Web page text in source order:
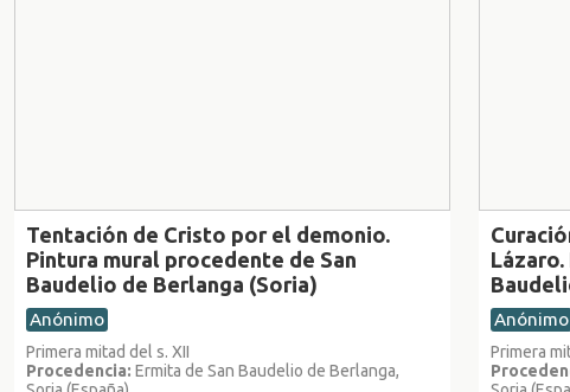
Tentación de Cristo por el demonio.
Pintura mural procedente de San
Baudelio de Berlanga (Soria)
Anónimo
Primera mitad del s. XII
Procedencia: Ermita de San Baudelio de Berlanga,
Anónimo
Primera